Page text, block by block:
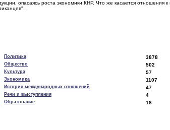
опасаясь роста экономики КНР. Что же касается отношения
Политика 3878
Общество 502
Культура 57
Экономика 1107
История международных отношений 47
Речи и выступления 4
Образование 18